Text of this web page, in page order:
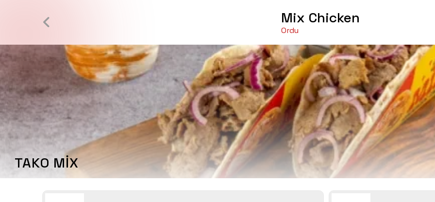
Mix Chicken
Ordu
TAKO MİX